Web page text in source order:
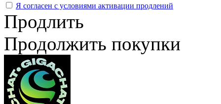
Я согласен с условиями активации продлений
Продлить
Продолжить покупки